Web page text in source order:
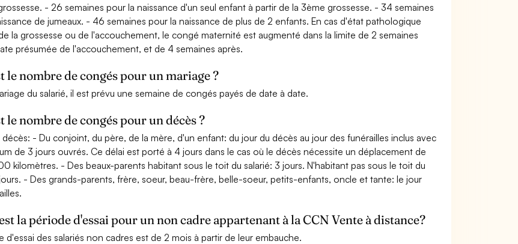
- 26 semaines pour la naissance d'un seul enfant à partir de la 3ème grossesse. - 34 semaines
de jumeaux. - 46 semaines pour la naissance de plus de 2 enfants. En cas d'état pathologique
la grossesse ou de l'accouchement, le congé maternité est augmenté dans la limite de 2 semaines
présumée de l'accouchement, et de 4 semaines après.
le nombre de congés pour un mariage ?
du salarié, il est prévu une semaine de congés payés de date à date.
le nombre de congés pour un décès ?
décès: - Du conjoint, du père, de la mère, d'un enfant: du jour du décès au jour des funérailles inclus avec
de 3 jours ouvrés. Ce délai est porté à 4 jours dans le cas où le décès nécessite un déplacement de
kilomètres. - Des beaux-parents habitant sous le toit du salarié: 3 jours. N'habitant pas sous le toit du
- Des grands-parents, frère, soeur, beau-frère, belle-soeur, petits-enfants, oncle et tante: le jour
la période d'essai pour un non cadre appartenant à la CCN Vente à distance?
d'essai des salariés non cadres est de 2 mois à partir de leur embauche.